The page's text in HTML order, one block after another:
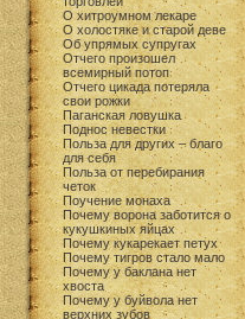
О хитроумном лекаре
О холостяке и старой деве
Об упрямых супругах
Отчего произошел
всемирный потоп
Отчего цикада потеряла
свои рожки
Паганская ловушка
Поднос невестки
Польза для других – благо
для себя
Польза от перебирания
четок
Поучение монаха
Почему ворона заботится о
кукушкиных яйцах
Почему кукарекает петух
Почему тигров стало мало
Почему у баклана нет
хвоста
Почему у буйвола нет
верхних зубов